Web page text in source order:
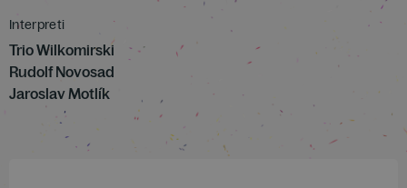
Interpreti
Trio Wilkomirski
Rudolf Novosad
Jaroslav Motlík